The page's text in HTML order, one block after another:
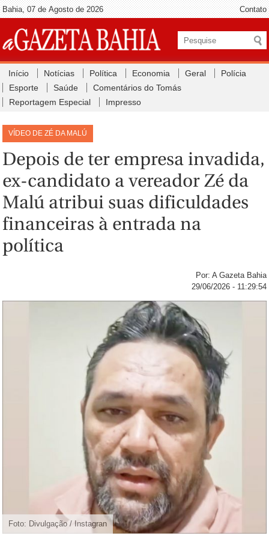
Bahia, 07 de Agosto de 2026 Contato
Início Notícias Política Economia Geral
Polícia
Esporte
Saúde
Comentários do Tomás
Reportagem Especial
Impresso
VÍDEO DE ZÉ DA MALÚ
Depois de ter empresa invadida,
ex-candidato a vereador Zé da
Malú atribui suas dificuldades
financeiras à entrada na
política
Por: A Gazeta Bahia
29/06/2026 - 11:29:54
Foto: Divulgação / Instagran